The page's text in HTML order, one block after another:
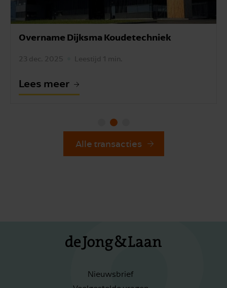
Overname Dijksma Koudetechniek
23 dec. 2025 Leestijd 1 min.
Lees meer
Alle transacties
Nieuwsbrief